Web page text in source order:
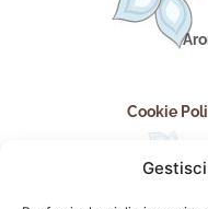
Cookie